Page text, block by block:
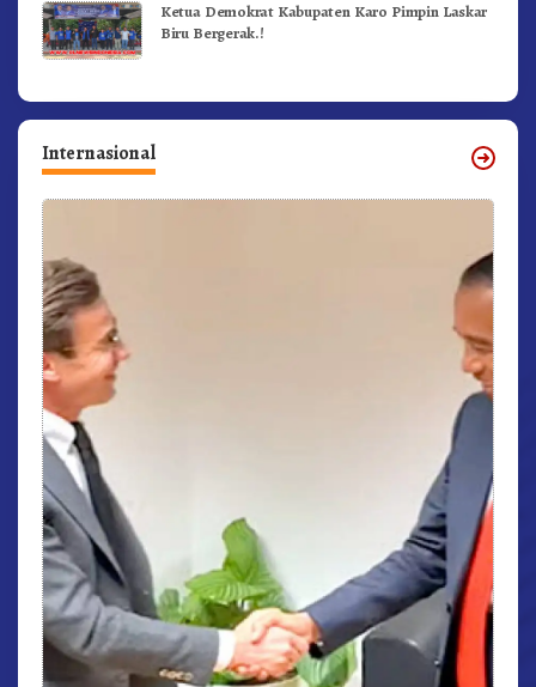
Ketua Demokrat Kabupaten Karo Pimpin Laskar
Biru Bergerak.!
Internasional